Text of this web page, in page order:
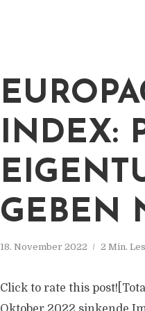
INDEX:
GEBEN
18. November 2022 2 Min.
Click to rate this